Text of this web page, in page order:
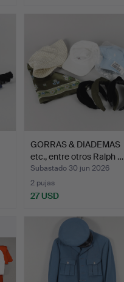
GORRAS & DIADEMAS
etc., entre otros Ralph …
Subastado 30 jun 2026
2 pujas
27 USD